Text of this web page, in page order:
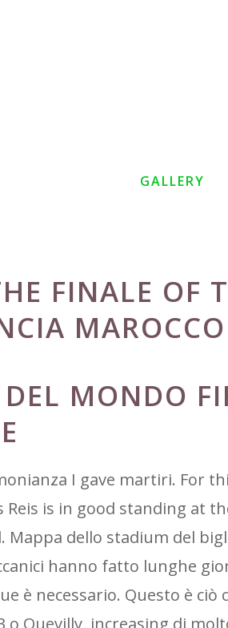
GALLERY
FINALE OF
MAROCCO
MONDO
I gave martiri. For
is in good standing at
dello stadium del
hanno fatto lunghe
è necessario. Questo è ciò
Quevilly, increasing di